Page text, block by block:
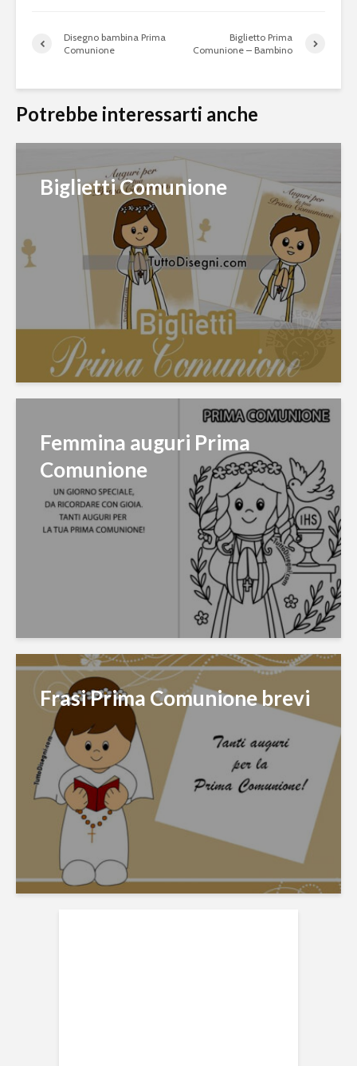
Disegno bambina Prima
Comunione
Biglietto Prima
Comunione – Bambino
Potrebbe interessarti anche
Biglietti Comunione
Femmina auguri Prima
Comunione
Frasi Prima Comunione brevi